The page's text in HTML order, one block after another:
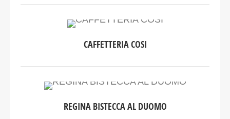
CAFFETTERIA COSI
REGINA BISTECCA AL DUOMO